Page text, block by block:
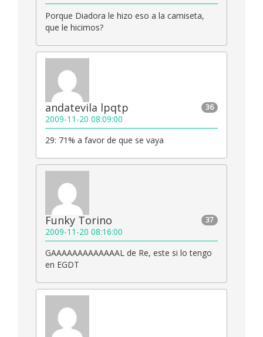
Porque Diadora le hizo eso a la camiseta,
que le hicimos?
36
andatevila lpqtp
2009-11-20 08:09:00
29: 71% a favor de que se vaya
37
Funky Torino
2009-11-20 08:16:00
GAAAAAAAAAAAAAL de Re, este si lo tengo
en EGDT